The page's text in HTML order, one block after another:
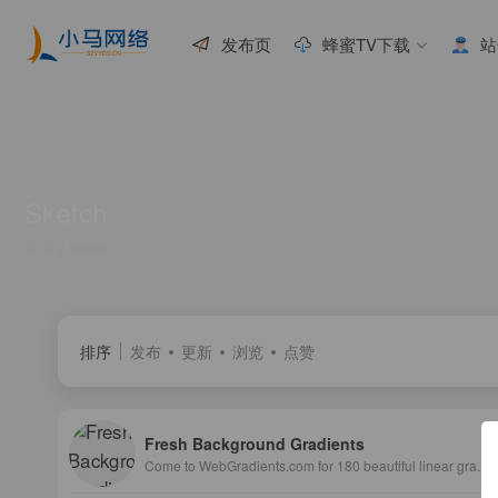
发布页 蜂蜜TV下载
排序 发布 更新 浏览 点赞
Fresh Background Gradients